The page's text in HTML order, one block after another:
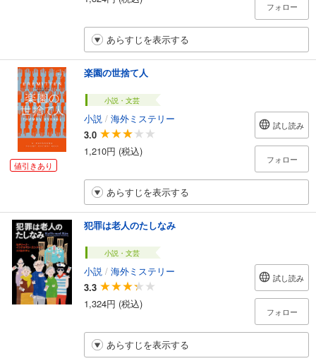
フォロー
あらすじを表示する
値引きあり
楽園の世捨て人
小説・文芸
小説 / 海外ミステリー
3.0
1,210円 (税込)
試し読み
フォロー
あらすじを表示する
犯罪は老人のたしなみ
小説・文芸
小説 / 海外ミステリー
3.3
1,324円 (税込)
試し読み
フォロー
あらすじを表示する